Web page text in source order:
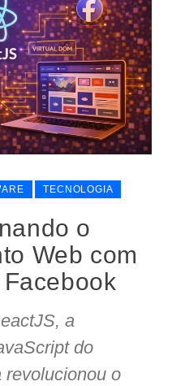
TECNOLOGIA
o
Web com
a
do
revolucionou o